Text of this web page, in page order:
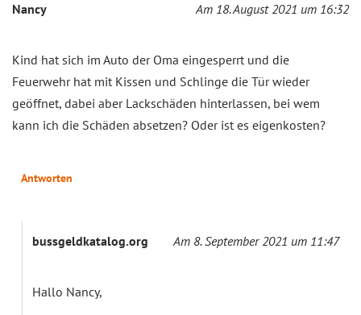
Nancy Am 18. August 2021 um 16:32
Kind hat sich im Auto der Oma eingesperrt und die
Feuerwehr hat mit Kissen und Schlinge die Tür wieder
geöffnet, dabei aber Lackschäden hinterlassen, bei wem
kann ich die Schäden absetzen? Oder ist es eigenkosten?
Antworten
bussgeldkatalog.org Am 8. September 2021 um 11:47
Hallo Nancy,